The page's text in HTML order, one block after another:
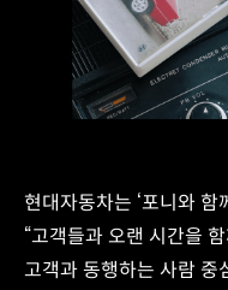
현대자동차는 ‘포니와 함
“고객들과 오랜 시간을
고객과 동행하는 사람 중